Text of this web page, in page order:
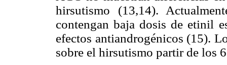
hirsutismo (13,14).
contengan baja dosis de etinil
efectos antiandrogénicos (15).
sobre el hirsutismo partir de los